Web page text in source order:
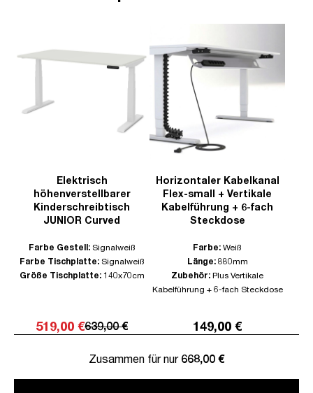
Elektrisch
höhenverstellbarer
Kinderschreibtisch
JUNIOR Curved
Farbe Gestell: Signalweiß
Farbe Tischplatte: Signalweiß
Größe Tischplatte: 140x70cm
519,00 €639,00 €
Horizontaler Kabelkanal
Flex-small + Vertikale
Kabelführung + 6-fach
Steckdose
Farbe: Weiß
Länge: 880mm
Zubehör: Plus Vertikale
Kabelführung + 6-fach Steckdose
149,00 €
Zusammen für nur 668,00 €